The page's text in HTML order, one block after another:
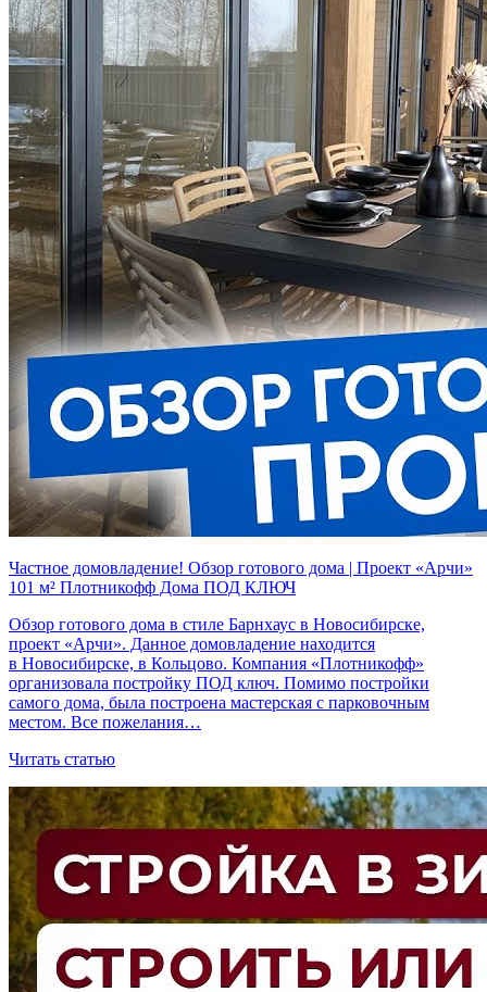
Частное домовладение! Обзор готового дома | Проект «Арчи»
101 м² Плотникофф Дома ПОД КЛЮЧ
Обзор готового дома в стиле Барнхаус в Новосибирске,
проект «Арчи». Данное домовладение находится
в Новосибирске, в Кольцово. Компания «Плотникофф»
организовала постройку ПОД ключ. Помимо постройки
самого дома, была построена мастерская с парковочным
местом. Все пожелания…
Читать статью